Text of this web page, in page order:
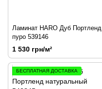
Ламинат HARO Дуб Портленд
пуро 539146
1 530 грн/м²
БЕСПЛАТНАЯ ДОСТАВКА